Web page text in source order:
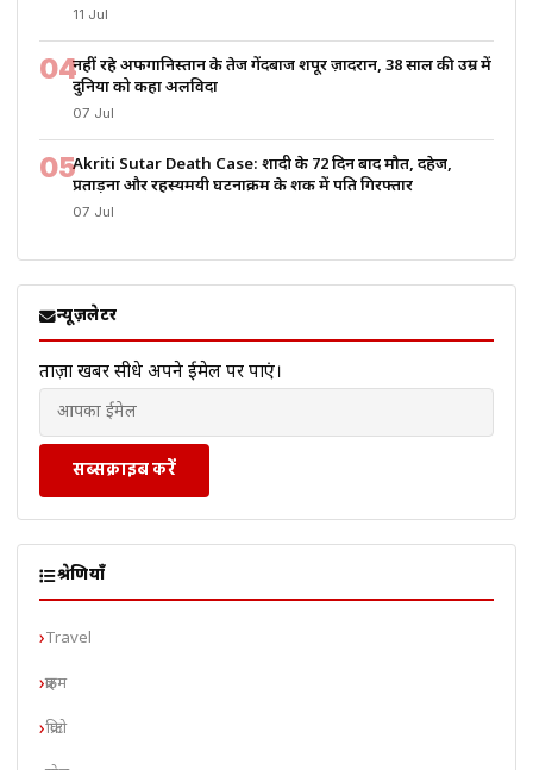
11 Jul
04नहीं रहे अफगानिस्तान के तेज गेंदबाज शपूर ज़ादरान, 38 साल की उम्र में
दुनिया को कहा अलविदा
07 Jul
05Akriti Sutar Death Case: शादी के 72 दिन बाद मौत, दहेज,
प्रताड़ना और रहस्यमयी घटनाक्रम के शक में पति गिरफ्तार
07 Jul
न्यूज़लेटर
ताज़ा खबरें सीधे अपने ईमेल पर पाएं।
सब्सक्राइब करें
श्रेणियाँ
Travel
क्राइम
क्रिप्टो